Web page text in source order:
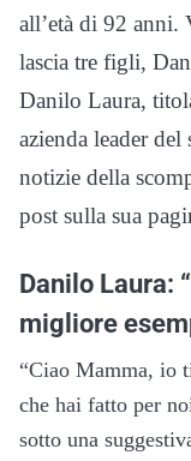
all’età di 92 anni.
lascia tre figli,
Danilo Laura,
azienda leader del
notizie della
post sulla sua
Danilo Laura:
migliore
“Ciao Mamma, io
che hai fatto per
sotto una